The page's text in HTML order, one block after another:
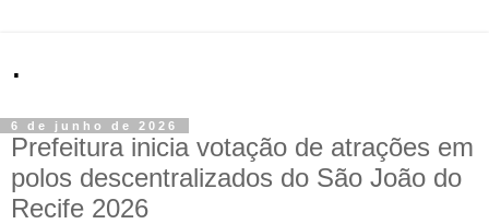
.
6 de junho de 2026
Prefeitura inicia votação de atrações em
polos descentralizados do São João do
Recife 2026